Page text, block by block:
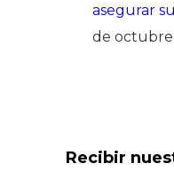
asegurar
de
Recibir